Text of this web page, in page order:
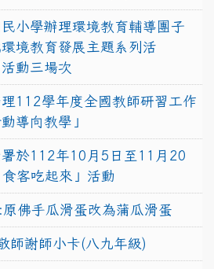
小學辦理環境教育輔導團子
境教育發展主題系列活
動三場次
112學年度全國教師研習工作
導向教學」
於112年10月5日至11月20
客吃起來」活動
佛手瓜滑蛋改為蒲瓜滑蛋
師謝師小卡(八九年級)